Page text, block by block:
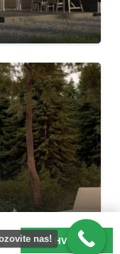
nas!
PRIHVATAM